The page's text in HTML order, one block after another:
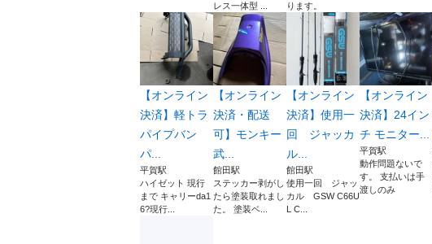
レス一体型 ...
ります。
【オンライン
決済】軽トラ
パイプバン
パ...
平賀駅
ハイゼット 現行
まで キャリーda1
6?現行...
【オンライン
決済・配送
可】モンキー
武...
館田駅
ステッカー剥がし
たら塗装取れまし
た。 塗装ベ...
【オンライン
決済】使用一
回 ジャッカ
ル...
館田駅
使用一回 ジャッ
カル GSW C66U
L C...
【オンライン
決済】24イン
チ モニター...
平賀駅
動作問題ないで
す。 支払いは手
渡しのみ